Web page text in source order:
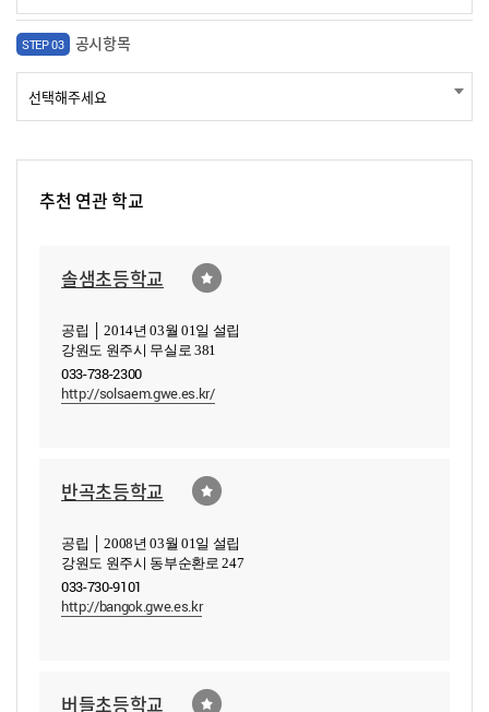
STEP 03 공시항목
추천 연관 학교
솔샘초등학교
공립 │ 2014년 03월 01일 설립
강원도 원주시 무실로 381
033-738-2300
http://solsaem.gwe.es.kr/
반곡초등학교
공립 │ 2008년 03월 01일 설립
강원도 원주시 동부순환로 247
033-730-9101
http://bangok.gwe.es.kr
버들초등학교